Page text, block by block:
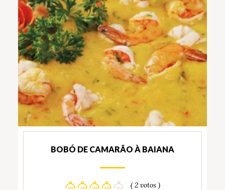
BOBÓ DE CAMARÃO À BAIANA
( 2 votos )